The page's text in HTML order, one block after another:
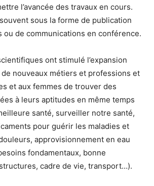
l’avancée des travaux en cours.
sous la forme de publication
ou de communications en conférence.
ont stimulé l’expansion
nouveaux métiers et professions et
et aux femmes de trouver des
à leurs aptitudes en même temps
santé, surveiller notre santé,
pour guérir les maladies et
approvisionnement en eau
fondamentaux, bonne
cadre de vie, transport…).